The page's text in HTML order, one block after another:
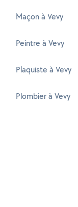
Maçon à Vevy
Peintre à Vevy
Plaquiste à Vevy
Plombier à Vevy